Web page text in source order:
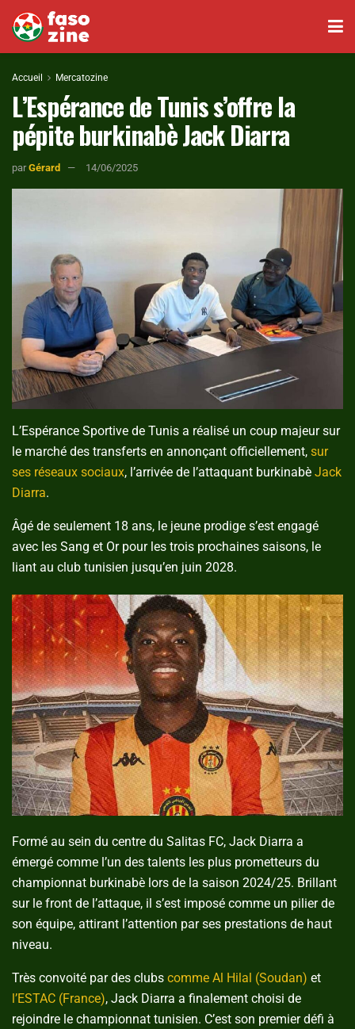
Accueil Mercatozine
L’Espérance de Tunis s’offre la
pépite burkinabè Jack Diarra
par Gérard 14/06/2025
L’Espérance Sportive de Tunis a réalisé un coup majeur sur
le marché des transferts en annonçant officiellement, sur
ses réseaux sociaux, l’arrivée de l’attaquant burkinabè Jack
Diarra.
Âgé de seulement 18 ans, le jeune prodige s’est engagé
avec les Sang et Or pour les trois prochaines saisons, le
liant au club tunisien jusqu’en juin 2028.
Formé au sein du centre du Salitas FC, Jack Diarra a
émergé comme l’un des talents les plus prometteurs du
championnat burkinabè lors de la saison 2024/25. Brillant
sur le front de l’attaque, il s’est imposé comme un pilier de
son équipe, attirant l’attention par ses prestations de haut
niveau.
Très convoité par des clubs comme Al Hilal (Soudan) et
l’ESTAC (France), Jack Diarra a finalement choisi de
rejoindre le championnat tunisien. C’est son premier défi à